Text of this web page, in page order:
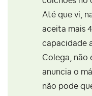
Até que vi,
aceita mais
capacidade
Colega, não
anuncia o
não pode